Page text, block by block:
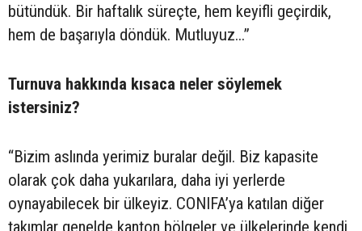
bütündük. Bir haftalık süreçte, hem keyifli geçirdik,
hem de başarıyla döndük. Mutluyuz...”
Turnuva hakkında kısaca neler söylemek
istersiniz?
“Bizim aslında yerimiz buralar değil. Biz kapasite
olarak çok daha yukarılara, daha iyi yerlerde
oynayabilecek bir ülkeyiz. CONIFA’ya katılan diğer
takımlar genelde kanton bölgeler ve ülkelerinde kendi